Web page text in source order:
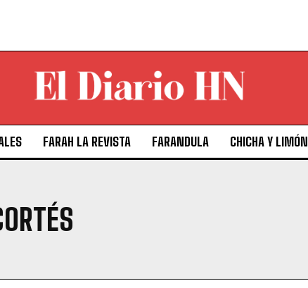
FARAH LA REVISTA FARANDULA CHICHA Y LIMÓN